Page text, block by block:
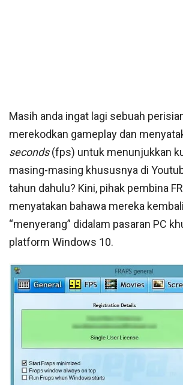
Masih anda ingat lagi sebuah
merekodkan gameplay dan
seconds(fps) untuk menunjukkan
masing-masing khususnya di
tahun dahulu? Kini, pihak pembina
menyatakan bahawa mereka
“menyerang” didalam pasaran PC
platform Windows 10.